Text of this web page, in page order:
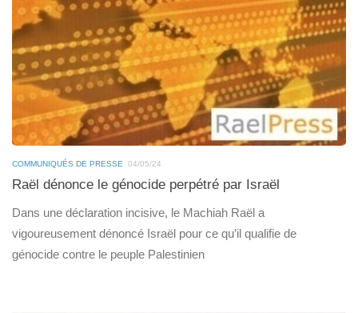
COMMUNIQUÉS DE PRESSE 04/05/24
Raël dénonce le génocide perpétré par Israël
Dans une déclaration incisive, le Machiah Raël a
vigoureusement dénoncé Israël pour ce qu’il qualifie de
génocide contre le peuple Palestinien